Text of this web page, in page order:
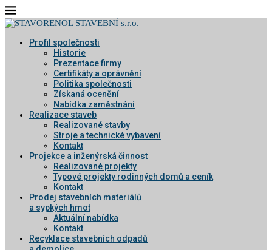
Profil společnosti
Historie
Prezentace firmy
Certifikáty a oprávnění
Politika společnosti
Získaná ocenění
Nabídka zaměstnání
Realizace staveb
Realizované stavby
Stroje a technické vybavení
Kontakt
Projekce a inženýrská činnost
Realizované projekty
Typové projekty rodinných domů a ceník
Kontakt
Prodej stavebních materiálů
a sypkých hmot
Aktuální nabídka
Kontakt
Recyklace stavebních odpadů